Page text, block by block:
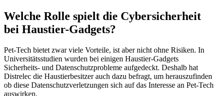
Welche Rolle spielt die Cybersicherheit
bei Haustier-Gadgets?
Pet-Tech bietet zwar viele Vorteile, ist aber nicht ohne Risiken. In
Universitätsstudien wurden bei einigen Haustier-Gadgets
Sicherheits- und Datenschutzprobleme aufgedeckt. Deshalb hat
Distrelec die Haustierbesitzer auch dazu befragt, um herauszufinden
ob diese Datenschutzverletzungen sich auf das Interesse an Pet-Tech
auswirken.